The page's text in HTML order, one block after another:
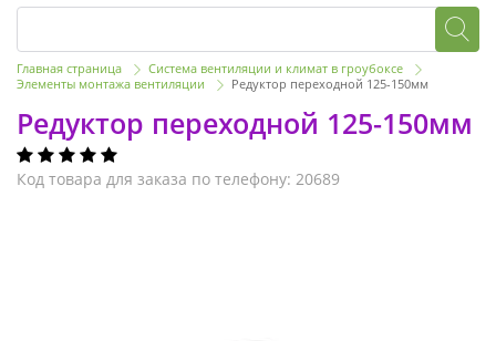
Главная страница
Система вентиляции и климат в гроубоксе
Элементы монтажа вентиляции
Редуктор переходной 125-150мм
Редуктор переходной 125-150мм
Код товара для заказа по телефону: 20689